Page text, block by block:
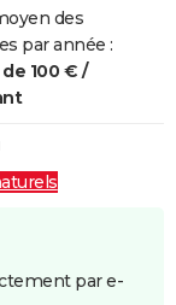
des
par année :
100 € /
par e-